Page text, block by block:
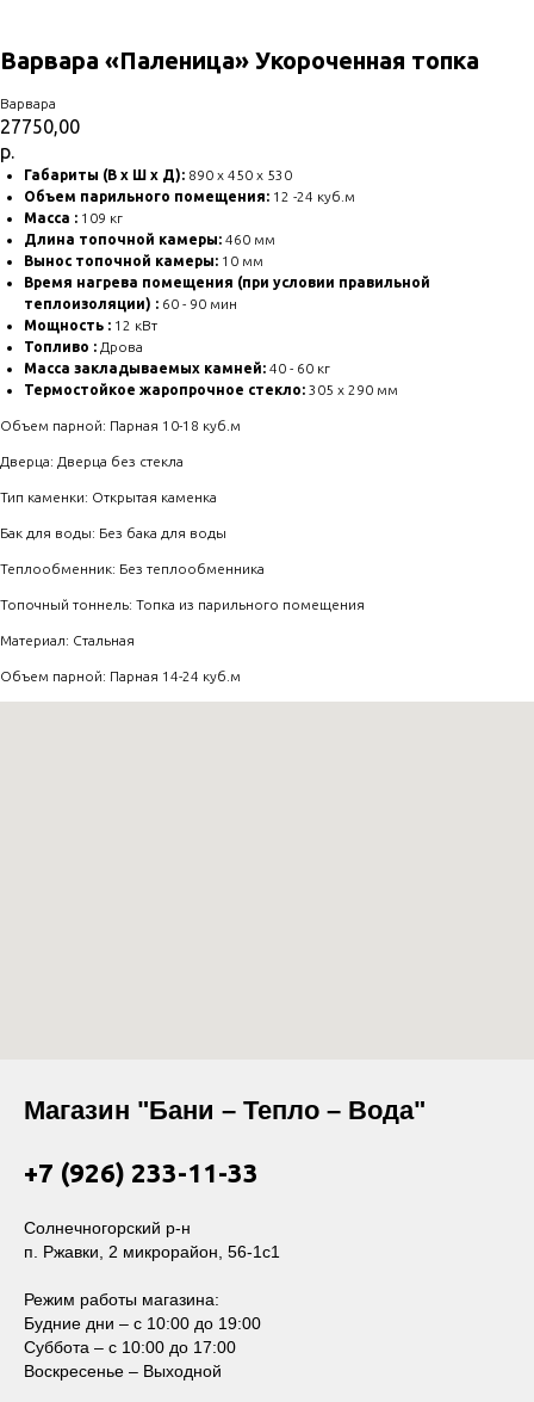
Варвара «Паленица» Укороченная топка
Варвара
27750,00
р.
Габариты (В х Ш х Д): 890 х 450 х 530
Объем парильного помещения: 12 -24 куб.м
Масса : 109 кг
Длина топочной камеры: 460 мм
Вынос топочной камеры: 10 мм
Время нагрева помещения (при условии правильной
теплоизоляции) : 60 - 90 мин
Мощность : 12 кВт
Топливо : Дрова
Масса закладываемых камней: 40 - 60 кг
Термостойкое жаропрочное стекло: 305 х 290 мм
Объем парной: Парная 10-18 куб.м
Дверца: Дверца без стекла
Тип каменки: Открытая каменка
Бак для воды: Без бака для воды
Теплообменник: Без теплообменника
Топочный тоннель: Топка из парильного помещения
Материал: Стальная
Объем парной: Парная 14-24 куб.м
Магазин "Бани – Тепло – Вода"
+7 (926) 233-11-33
Солнечногорский р-н
п. Ржавки, 2 микрорайон, 56-1с1
Режим работы магазина:
Будние дни – с 10:00 до 19:00
Суббота – с 10:00 до 17:00
Воскресенье – Выходной